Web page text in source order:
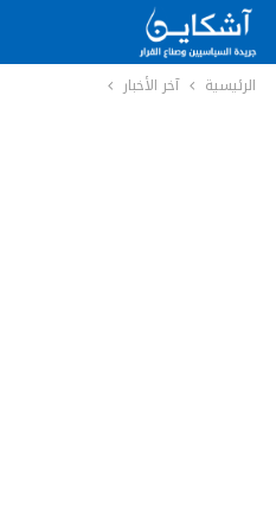
الرئيسية آخر الأخبار